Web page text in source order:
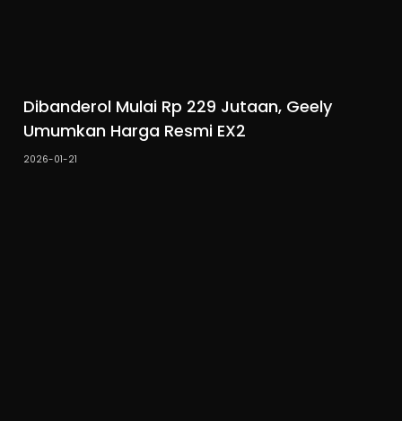
Dibanderol Mulai Rp 229 Jutaan, Geely
Umumkan Harga Resmi EX2
2026-01-21